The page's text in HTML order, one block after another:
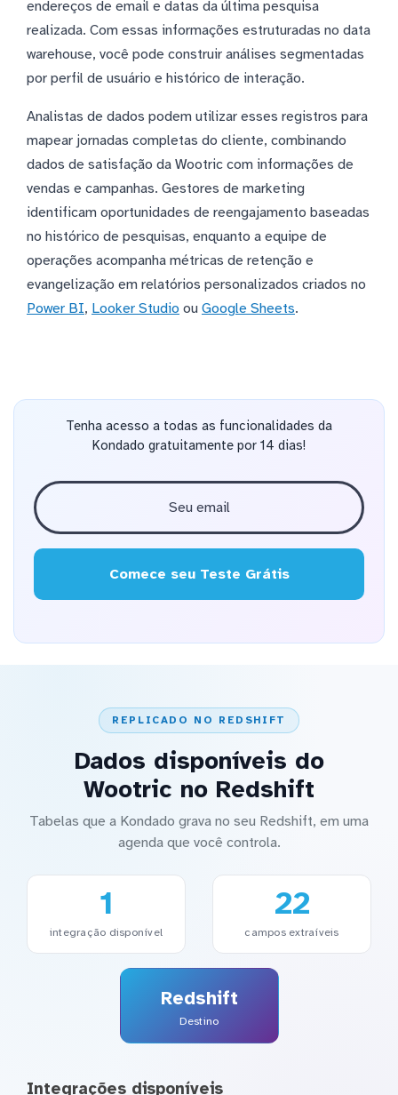
endereços de email e datas da última pesquisa
realizada. Com essas informações estruturadas no data
warehouse, você pode construir análises segmentadas
por perfil de usuário e histórico de interação.
Analistas de dados podem utilizar esses registros para
mapear jornadas completas do cliente, combinando
dados de satisfação da Wootric com informações de
vendas e campanhas. Gestores de marketing
identificam oportunidades de reengajamento baseadas
no histórico de pesquisas, enquanto a equipe de
operações acompanha métricas de retenção e
evangelização em relatórios personalizados criados no
Power BI, Looker Studio ou Google Sheets.
Tenha acesso a todas as funcionalidades da
Kondado gratuitamente por 14 dias!
Comece seu Teste Grátis
REPLICADO NO REDSHIFT
Dados disponíveis do
Wootric no Redshift
Tabelas que a Kondado grava no seu Redshift, em uma
agenda que você controla.
1
integração disponível
22
campos extraíveis
Redshift
Destino
Integrações disponíveis